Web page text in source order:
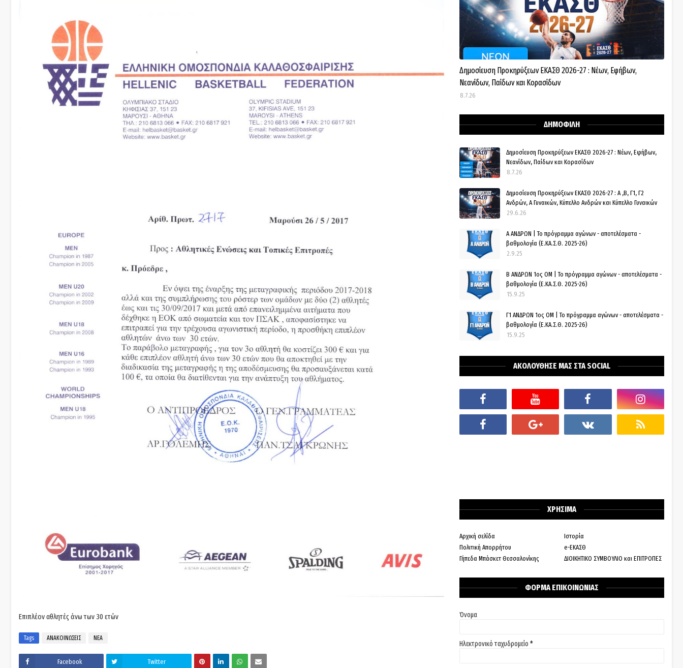
Επιπλέον αθλητές άνω των 30 ετών
Tags ΑΝΑΚΟΙΝΩΣΕΙΣ ΝΕΑ
Facebook Twitter
Δημοσίευση Προκηρύξεων ΕΚΑΣΘ 2026-27 : Νέων, Εφήβων,
Νεανίδων, Παίδων και Κορασίδων
8.7.26
ΔΗΜΟΦΙΛΗ
Δημοσίευση Προκηρύξεων ΕΚΑΣΘ 2026-27 : Νέων, Εφήβων,
Νεανίδων, Παίδων και Κορασίδων
8.7.26
Δημοσίευση Προκηρύξεων ΕΚΑΣΘ 2026-27 : Α ,Β, Γ1, Γ2
Ανδρών, Α Γυναικών, Κύπελλο Ανδρών και Κύπελλο Γυναικών
29.6.26
Α ΑΝΔΡΩΝ | Το πρόγραμμα αγώνων - αποτελέσματα -
βαθμολογία (Ε.ΚΑ.Σ.Θ. 2025-26)
2.9.25
Β ΑΝΔΡΩΝ 1ος ΟΜ | Το πρόγραμμα αγώνων - αποτελέσματα -
βαθμολογία (Ε.ΚΑ.Σ.Θ. 2025-26)
15.9.25
Γ1 ΑΝΔΡΩΝ 1ος ΟΜ | Το πρόγραμμα αγώνων - αποτελέσματα -
βαθμολογία (Ε.ΚΑ.Σ.Θ. 2025-26)
15.9.25
ΑΚΟΛΟΥΘΗΣΕ ΜΑΣ ΣΤΑ SOCIAL
ΧΡΗΣΙΜΑ
Αρχική σελίδα
Ιστορία
Πολιτική Απορρήτου
e-ΕΚΑΣΘ
Γήπεδα Μπάσκετ Θεσσαλονίκης
ΔΙΟΙΚΗΤΙΚΟ ΣΥΜΒΟΥΛΙΟ και ΕΠΙΤΡΟΠΕΣ
ΦΟΡΜΑ ΕΠΙΚΟΙΝΩΝΙΑΣ
Όνομα
Ηλεκτρονικό ταχυδρομείο *